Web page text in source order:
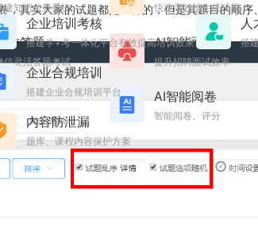
建知识付费系统
信答题
信灵活答题考试
快速高效地生成试题
AI智能面试
提升招聘面试效率
AI智能阅卷
智能阅卷、评分
企业培训考核
搭建学+考一体化平台有效提高培训效果
企业合规培训
搭建企业合规培训平台
内容防泄漏
题库、课程内容保护方案
人
搭
其实大家的试题都是一样的，但是其题目的顺